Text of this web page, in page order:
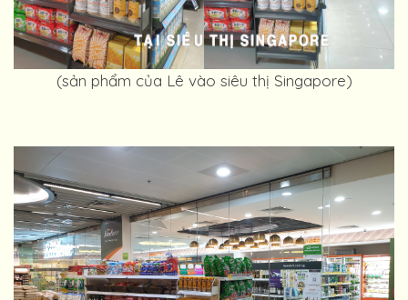
(sản phẩm của Lê vào siêu thị Singapore)